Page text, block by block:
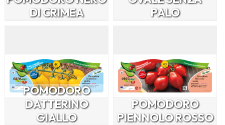
DI CRIMEA
PALO
POMODORO
DATTERINO
GIALLO
POMODORO
PIENNOLO ROSSO